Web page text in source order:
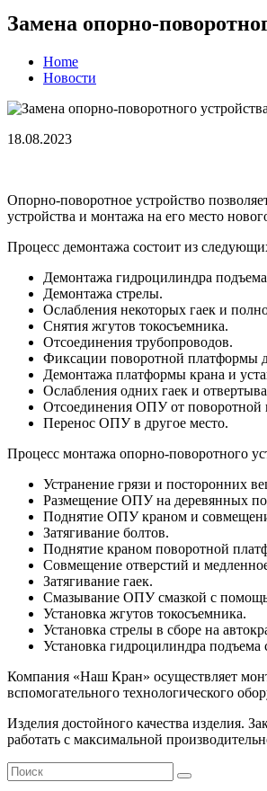
Замена опорно-
Home
Новости
18.08.2023
Опорно-поворотное устройство
устройства и монтажа на его место
Процесс демонтажа состоит из
Демонтажа гидроцилиндра
Демонтажа стрелы.
Ослабления некоторых гаек и
Снятия жгутов токосъемника.
Отсоединения трубопроводов.
Фиксации поворотной платформы
Демонтажа платформы крана и
Ослабления одних гаек и
Отсоединения ОПУ от поворотной
Перенос ОПУ в другое место.
Процесс монтажа опорно-поворотного
Устранение грязи и посторонних
Размещение ОПУ на деревянных
Поднятие ОПУ краном и
Затягивание болтов.
Поднятие краном поворотной
Совмещение отверстий и
Затягивание гаек.
Смазывание ОПУ смазкой с
Установка жгутов токосъемника.
Установка стрелы в сборе на
Установка гидроцилиндра подъема
Компания «Наш Кран» осуществляет
вспомогательного технологического
Изделия достойного качества изделия.
работать с максимальной